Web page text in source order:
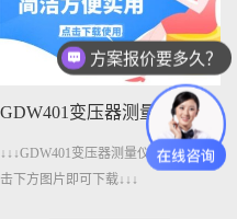
GDW401变压器测量仪维修手册下载
↓↓↓GDW401变压器测量仪维修手册点
击下方图片即可下载↓↓↓
方案报价要多久？